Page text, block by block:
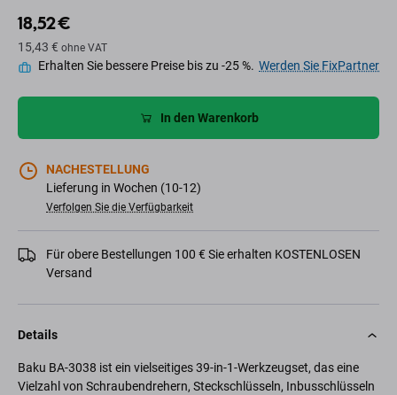
18,52 €
15,43 € ohne VAT
Erhalten Sie bessere Preise bis zu -25 %. Werden Sie FixPartner
In den Warenkorb
NACHESTELLUNG
Lieferung in Wochen (10-12)
Verfolgen Sie die Verfügbarkeit
Für obere Bestellungen 100 € Sie erhalten KOSTENLOSEN
Versand
Details
Baku BA-3038 ist ein vielseitiges 39-in-1-Werkzeugset, das eine
Vielzahl von Schraubendrehern, Steckschlüsseln, Inbusschlüsseln